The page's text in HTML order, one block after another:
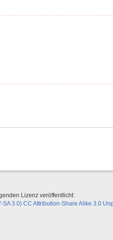
Lizenz veröffentlicht:
3.0) CC Attribution-Share Alike 3.0